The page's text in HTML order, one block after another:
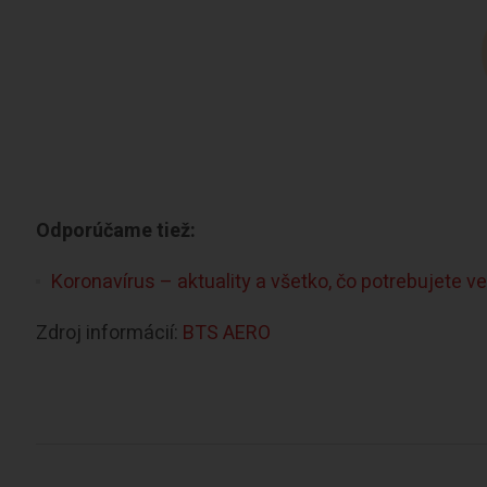
Odporúčame tiež:
Koronavírus – aktuality a všetko, čo potrebujete
Zdroj informácií: BTS AERO